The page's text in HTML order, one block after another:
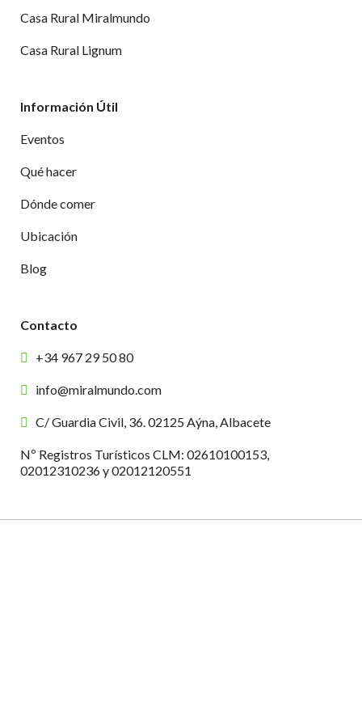
Casa Rural Miralmundo
Casa Rural Lignum
Información Útil
Eventos
Qué hacer
Dónde comer
Ubicación
Blog
Contacto
+34 967 29 50 80
info@miralmundo.com
C/ Guardia Civil, 36. 02125 Aýna, Albacete
Nº Registros Turísticos CLM: 02610100153,
02012310236 y 02012120551